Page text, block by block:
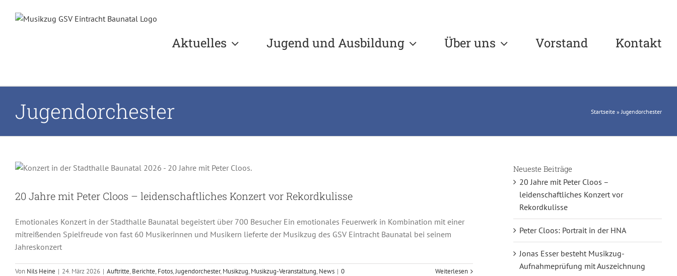
Inhalt
Aktuelles Jugend und Ausbildung Über uns Vorstand Kontakt
Jugendorchester Startseite » Jugendorchester
Auftritte Berichte Fotos Jugendorchester
20 Jahre mit Peter Cloos – leidenschaftliches Konzert vor Rekordkulisse
Emotionales Konzert in der Stadthalle Baunatal begeistert über 700 Besucher Ein emotionales Feuerwerk in Kombination mit einer
mitreißenden Spielfreude von fast 60 Musikerinnen und Musikern lieferte der Musikzug des GSV Eintracht Baunatal bei seinem
Jahreskonzert
Von Nils Heine | 24. März 2026 | Auftritte, Berichte, Fotos,Jugendorchester, Musikzug, Musikzug-Veranstaltung, News | 0
Weiterlesen
Neueste Beiträge
20 Jahre mit Peter Cloos –
leidenschaftliches Konzert vor
Rekordkulisse
Peter Cloos: Portrait in der HNA
Jonas Esser besteht Musikzug-
Aufnahmeprüfung mit Auszeichnung